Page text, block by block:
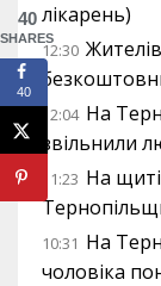
лікарень)
12:30
12:04 На
звільнили
11:23 На
10:31 На
чоловіка
40
SHARES
40